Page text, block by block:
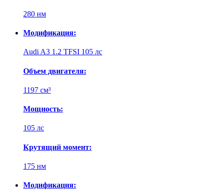
280 нм
Модификация:
Audi A3 1.2 TFSI 105 лс
Объем двигателя:
1197 см³
Мощность:
105 лс
Крутящий момент:
175 нм
Модификация: